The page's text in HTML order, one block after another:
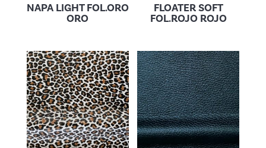
NAPA LIGHT FOL.ORO
ORO
FLOATER SOFT
FOL.ROJO ROJO